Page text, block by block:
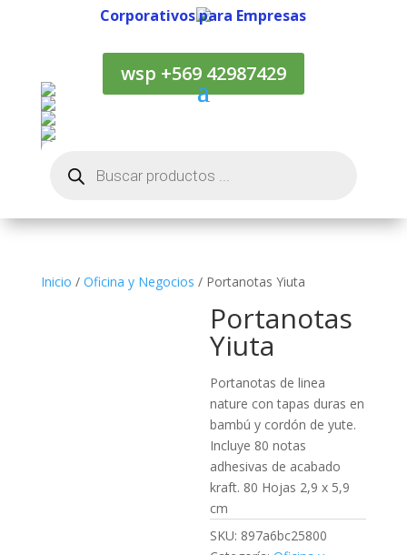
Corporativos para Empresas
wsp +569 42987429
productos
Inicio / Oficina y Negocios / Portanotas Yiuta
Portanotas
Yiuta
Portanotas de linea
nature con tapas duras en
bambú y cordón de yute.
Incluye 80 notas
adhesivas de acabado
kraft. 80 Hojas 2,9 x 5,9
cm
SKU: 897a6bc25800